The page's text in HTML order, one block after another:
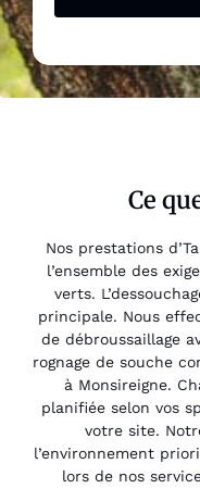
Ce
Nos prestations
l’ensemble des
verts.
principale. Nous
de débroussaillage
rognage de souche
à Monsireigne.
planifiée selon vos
votre site.
l’environnement
lors de nos